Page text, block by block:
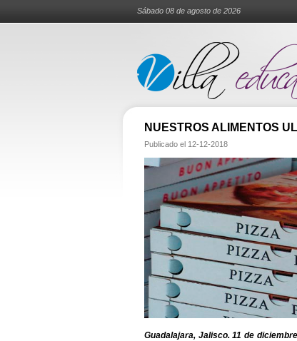
Sábado 08 de agosto de 2026
NUESTROS ALIMENTOS
Publicado el 12-12-2018
Guadalajara, Jalisco. 11 de